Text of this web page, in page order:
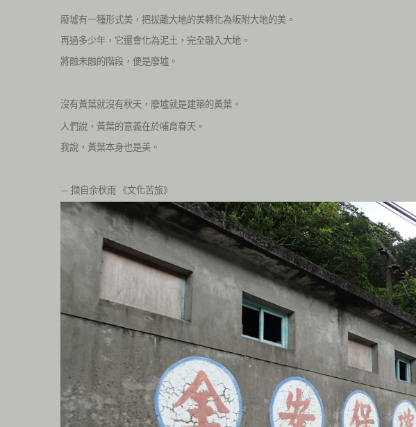
廢墟有一種形式美，把拔離大地的美轉化為皈附大地的美。
再過多少年，它還會化為泥土，完全融入大地。
將融未融的階段，便是廢墟。
沒有黃葉就沒有秋天，廢墟就是建築的黃葉。
人們說，黃葉的意義在於哺育春天。
我說，黃葉本身也是美。
— 擷自余秋雨 《文化苦旅》